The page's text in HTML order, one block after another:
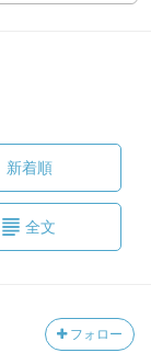
新着順
全文
フォロー